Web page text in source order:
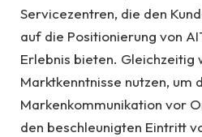
Servicezentren, die den
auf die Positionierung von
Erlebnis bieten. Gleichzeitig
Marktkenntnisse nutzen, um
Markenkommunikation vor
den beschleunigten Eintritt